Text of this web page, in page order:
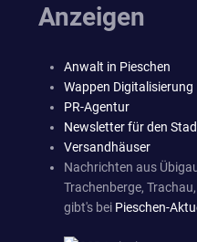
Anzeigen
Anwalt in Pieschen
Wappen Digitalisierung
PR-Agentur
Newsletter für den
Versandhäuser
Nachrichten aus
Trachenberge,
gibt's bei Pieschen-